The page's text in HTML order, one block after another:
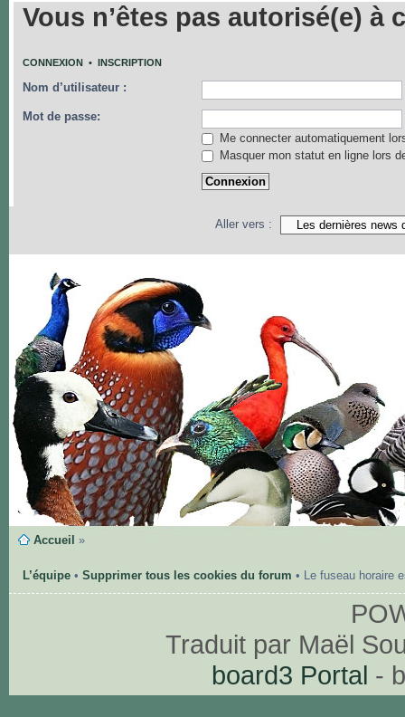
Vous n’êtes pas autorisé(e)
CONNEXION• INSCRIPTION
Nom d’utilisateur :
Mot de passe:
Me connecter automatiquement
Masquer mon statut en ligne lors
Aller vers :
Accueil »
L’équipe• Supprimer tous les cookies du forum • Le fuseau horaire
Traduit par Maël
board3 Portal -